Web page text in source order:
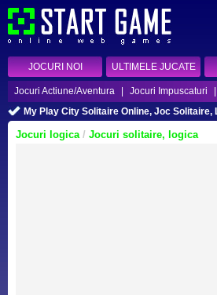
JOCURI NOI ULTIMELE JUCATE
Jocuri Actiune/Aventura Jocuri Impuscaturi
My Play City Solitaire Online, Joc Solitaire,
Jocuri logica/ Jocuri solitaire, logica